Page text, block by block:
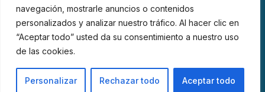
navegación, mostrarle anuncios o contenidos
personalizados y analizar nuestro tráfico. Al hacer clic en
“Aceptar todo” usted da su consentimiento a nuestro uso
de las cookies.
Personalizar Rechazar todo Aceptar todo
© 2026 AFIBROM. Todos los derechos reservados.